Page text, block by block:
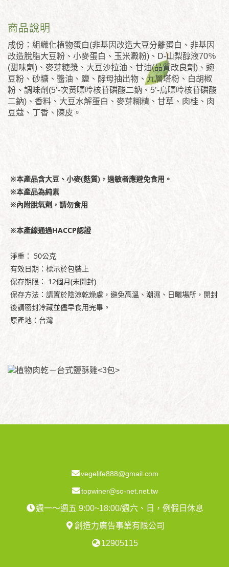
商品說明
成份：組織化植物蛋白(非基因改造大豆分離蛋白、非基因
改造脫脂大豆粉、小麥蛋白、玉米澱粉)、D-山梨醇液70％
(甜味劑)、麥芽糖漿、大豆沙拉油、甘油(品質改良劑)、豌
豆粉、砂糖、醬油、鹽、酵母抽出物、九層塔粉、白胡椒
粉、調味劑(5’-次黃嘌呤核苷磷酸二鈉、5’-鳥嘌呤核苷磷酸
二鈉)、香料、大豆水解蛋白、麥芽糊精、甘草、肉桂、肉
豆蔻、丁香、陳皮。
※本產品含大豆、小麥(麩質)，過敏者應避免食用。
※本產品為純素
※內附脫氧劑，請勿食用
※本產線通過HACCP認證
淨重： 50公克
有效日期：標示於包裝上
保存期限： 12個月(未開封)
保存方法：請置於陰涼乾燥處，避免高溫、潮濕、日曬場所，開封
後請密封冷藏並儘早食用完畢。
原產地：台灣
vegelife888@gmail.com
topwiner@so-net.net.tw
週一～週五 9:00~18:00/週六、日，例假日休息
創造力廣告事業有限公司
12905115